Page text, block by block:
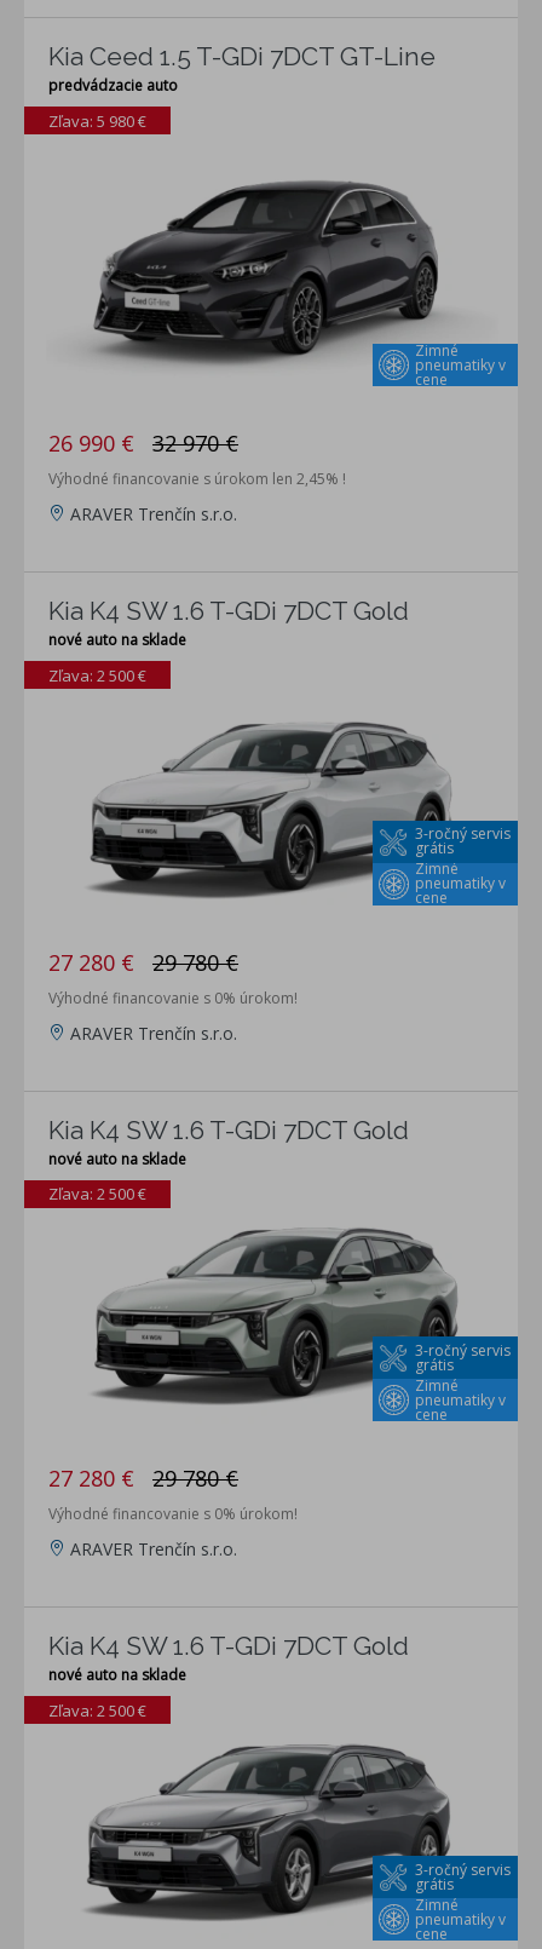
Kia Ceed 1.5 T-GDi 7DCT GT-Line
predvádzacie auto
Zimné
pneumatiky v
cene
Zľava: 5 980 €
26 990 € 32 970 €
Výhodné financovanie s úrokom len 2,45% !
ARAVER Trenčín s.r.o.
Kia K4 SW 1.6 T-GDi 7DCT Gold
nové auto na sklade
Zimné
pneumatiky v
cene
3-ročný servis
grátis
Zľava: 2 500 €
27 280 € 29 780 €
Výhodné financovanie s 0% úrokom!
ARAVER Trenčín s.r.o.
Kia K4 SW 1.6 T-GDi 7DCT Gold
nové auto na sklade
Zimné
pneumatiky v
cene
3-ročný servis
grátis
Zľava: 2 500 €
27 280 € 29 780 €
Výhodné financovanie s 0% úrokom!
ARAVER Trenčín s.r.o.
Kia K4 SW 1.6 T-GDi 7DCT Gold
nové auto na sklade
Zimné
pneumatiky v
cene
3-ročný servis
grátis
Zľava: 2 500 €